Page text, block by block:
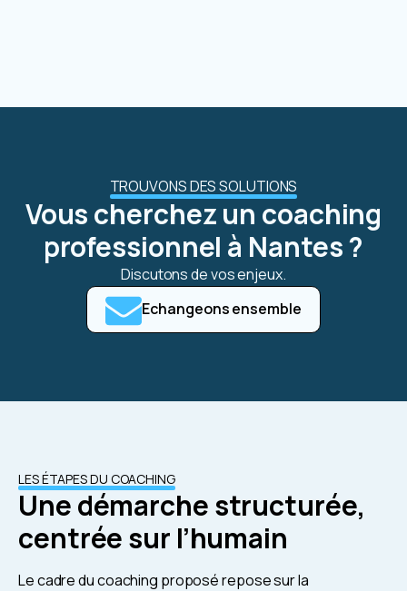
TROUVONS DES SOLUTIONS
Vous cherchez un coaching
professionnel à Nantes ?
Discutons de vos enjeux.
Echangeons ensemble
LES ÉTAPES DU COACHING
Une démarche structurée,
centrée sur l’humain
Le cadre du coaching proposé repose sur la